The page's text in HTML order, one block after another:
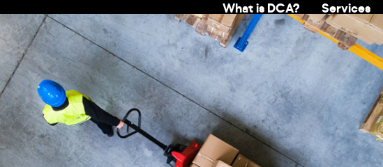
What is DCA? Services